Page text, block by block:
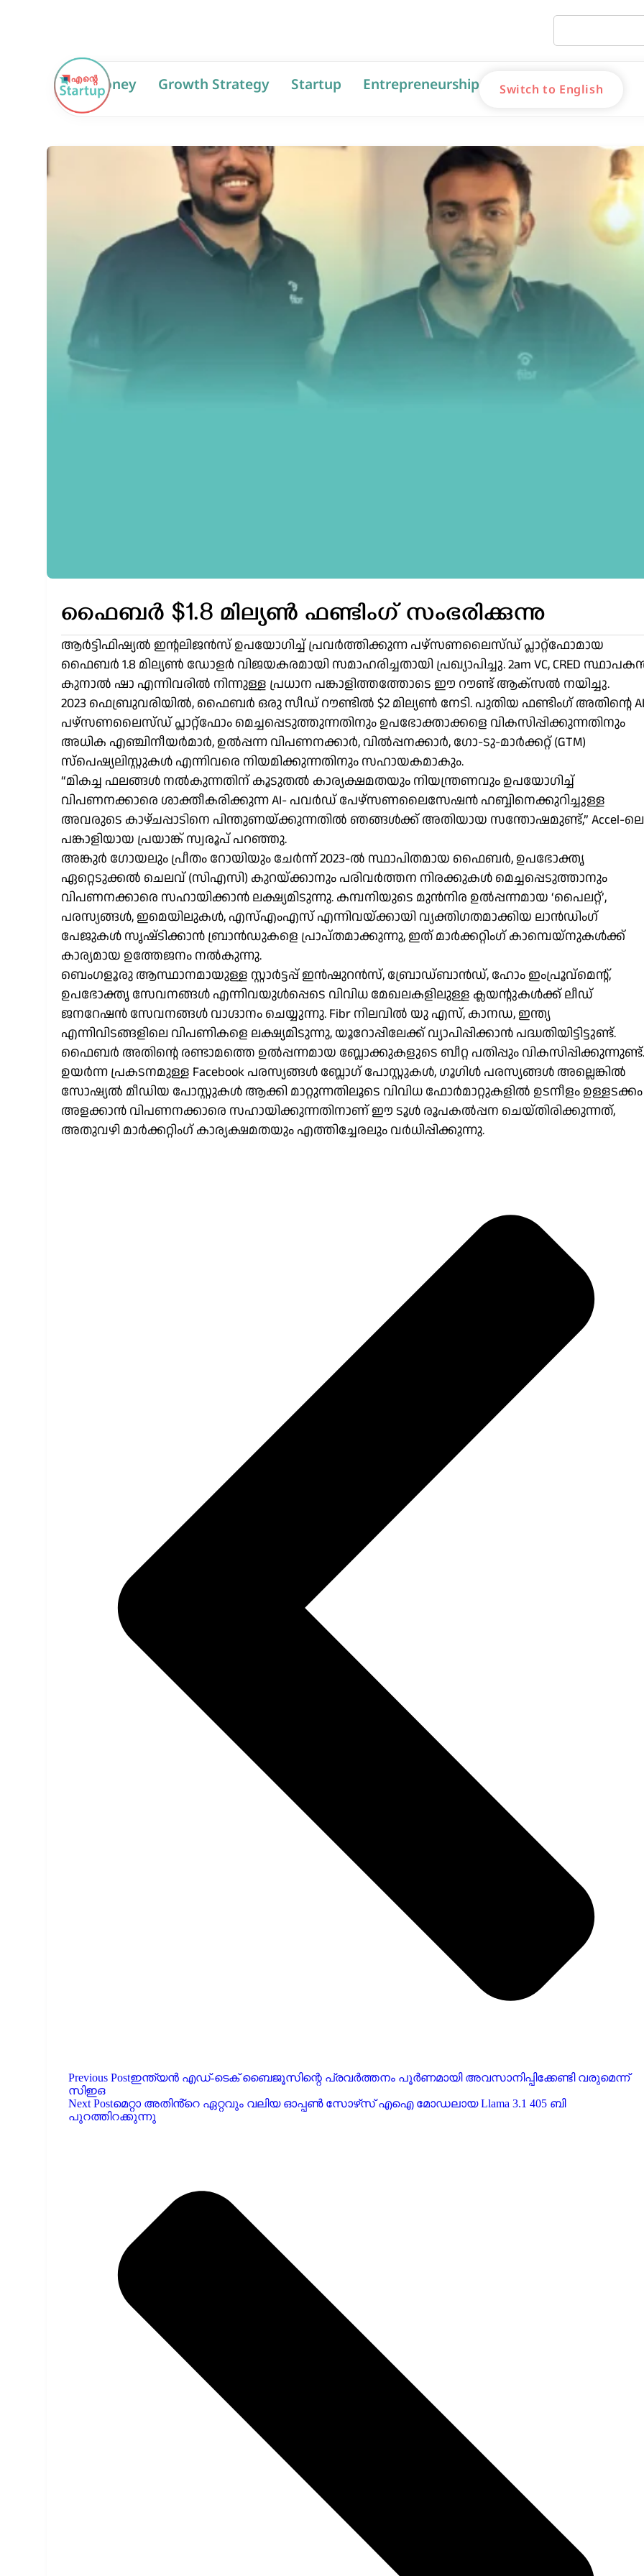
AI Money Growth Strategy Startup Entrepreneurship Switch to English
ഫൈബർ $1.8 മില്യൺ ഫണ്ടിംഗ് സംഭരിക്കുന്നു
ആർട്ടിഫിഷ്യൽ ഇൻ്റലിജൻസ് ഉപയോഗിച്ച് പ്രവർത്തിക്കുന്ന പഴ്സണലൈസ്ഡ്‌ പ്ലാറ്റ്‌ഫോമായ
ഫൈബർ 1.8 മില്യൺ ഡോളർ വിജയകരമായി സമാഹരിച്ചതായി പ്രഖ്യാപിച്ചു. 2am VC, CRED
കുനാൽ ഷാ എന്നിവരിൽ നിന്നുള്ള പ്രധാന പങ്കാളിത്തത്തോടെ ഈ റൗണ്ട് ആക്‌സൽ നയിച്ചു.
2023 ഫെബ്രുവരിയിൽ, ഫൈബർ ഒരു സീഡ് റൗണ്ടിൽ $2 മില്യൺ നേടി. പുതിയ ഫണ്ടിംഗ് അതിൻ്റെ AI
പഴ്സണലൈസ്ഡ്‌ പ്ലാറ്റ്‌ഫോം മെച്ചപ്പെടുത്തുന്നതിനും ഉപഭോക്താക്കളെ വികസിപ്പിക്കുന്നതിനും
അധിക എഞ്ചിനീയർമാർ, ഉൽപ്പന്ന വിപണനക്കാർ, വിൽപ്പനക്കാർ, ഗോ-ടു-മാർക്കറ്റ് (GTM)
സ്പെഷ്യലിസ്റ്റുകൾ എന്നിവരെ നിയമിക്കുന്നതിനും സഹായകമാകും.
“മികച്ച ഫലങ്ങൾ നൽകുന്നതിന് കൂടുതൽ കാര്യക്ഷമതയും നിയന്ത്രണവും ഉപയോഗിച്ച്
വിപണനക്കാരെ ശാക്തീകരിക്കുന്ന AI- പവർഡ് പേഴ്സണലൈസേഷൻ ഹബ്ബിനെക്കുറിച്ചുള്ള
അവരുടെ കാഴ്ചപ്പാടിനെ പിന്തുണയ്ക്കുന്നതിൽ ഞങ്ങൾക്ക് അതിയായ സന്തോഷമുണ്ട്,” Accel-ലെ
പങ്കാളിയായ പ്രയാങ്ക് സ്വരൂപ് പറഞ്ഞു.
അങ്കുർ ഗോയലും പ്രീതം റോയിയും ചേർന്ന് 2023-ൽ സ്ഥാപിതമായ ഫൈബർ, ഉപഭോക്തൃ
ഏറ്റെടുക്കൽ ചെലവ് (സിഎസി) കുറയ്ക്കാനും പരിവർത്തന നിരക്കുകൾ മെച്ചപ്പെടുത്താനും
വിപണനക്കാരെ സഹായിക്കാൻ ലക്ഷ്യമിടുന്നു. കമ്പനിയുടെ മുൻനിര ഉൽപ്പന്നമായ ‘പൈലറ്റ്’,
പരസ്യങ്ങൾ, ഇമെയിലുകൾ, എസ്എംഎസ് എന്നിവയ്‌ക്കായി വ്യക്തിഗതമാക്കിയ ലാൻഡിംഗ്
പേജുകൾ സൃഷ്‌ടിക്കാൻ ബ്രാൻഡുകളെ പ്രാപ്‌തമാക്കുന്നു, ഇത് മാർക്കറ്റിംഗ് കാമ്പെയ്‌നുകൾക്ക്
കാര്യമായ ഉത്തേജനം നൽകുന്നു.
ബെംഗളൂരു ആസ്ഥാനമായുള്ള സ്റ്റാർട്ടപ്പ് ഇൻഷുറൻസ്, ബ്രോഡ്‌ബാൻഡ്, ഹോം ഇംപ്രൂവ്‌മെൻ്റ്,
ഉപഭോക്തൃ സേവനങ്ങൾ എന്നിവയുൾപ്പെടെ വിവിധ മേഖലകളിലുള്ള ക്ലയൻ്റുകൾക്ക് ലീഡ്
ജനറേഷൻ സേവനങ്ങൾ വാഗ്ദാനം ചെയ്യുന്നു. Fibr നിലവിൽ യു എസ്, കാനഡ, ഇന്ത്യ
എന്നിവിടങ്ങളിലെ വിപണികളെ ലക്ഷ്യമിടുന്നു, യൂറോപ്പിലേക്ക് വ്യാപിപ്പിക്കാൻ പദ്ധതിയിട്ടിട്ടുണ്ട്.
ഫൈബർ അതിൻ്റെ രണ്ടാമത്തെ ഉൽപ്പന്നമായ ബ്ലോക്കുകളുടെ ബീറ്റ പതിപ്പും വികസിപ്പിക്കുന്നുണ്ട്.
ഉയർന്ന പ്രകടനമുള്ള Facebook പരസ്യങ്ങൾ ബ്ലോഗ് പോസ്റ്റുകൾ, ഗൂഗിൾ പരസ്യങ്ങൾ അല്ലെങ്കിൽ
സോഷ്യൽ മീഡിയ പോസ്റ്റുകൾ ആക്കി മാറ്റുന്നതിലൂടെ വിവിധ ഫോർമാറ്റുകളിൽ ഉടനീളം ഉള്ളടക്കം
അളക്കാൻ വിപണനക്കാരെ സഹായിക്കുന്നതിനാണ് ഈ ടൂൾ രൂപകൽപ്പന ചെയ്തിരിക്കുന്നത്,
അതുവഴി മാർക്കറ്റിംഗ് കാര്യക്ഷമതയും എത്തിച്ചേരലും വർധിപ്പിക്കുന്നു.
Previous Postഇന്ത്യൻ എഡ്-ടെക് ബൈജൂസിന്റെ പ്രവർത്തനം പൂർണമായി അവസാനിപ്പിക്കേണ്ടി വരുമെന്ന്
സിഇഒ
Next Postമെറ്റാ അതിൻ്റെ ഏറ്റവും വലിയ ഓപ്പൺ സോഴ്‌സ് എഐ മോഡലായ Llama 3.1 405 ബി
പുറത്തിറക്കുന്നു